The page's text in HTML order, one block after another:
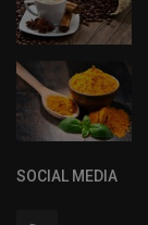
SOCIAL MEDIA